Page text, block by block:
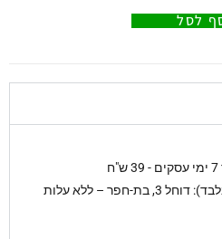
לסל
– ללא עלות